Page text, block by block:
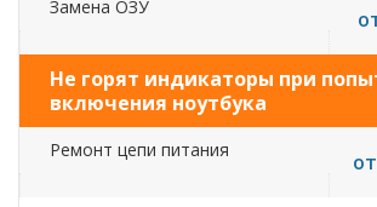
Замена ОЗУ
Не горят индикаторы при
включения ноутбука
Ремонт цепи питания